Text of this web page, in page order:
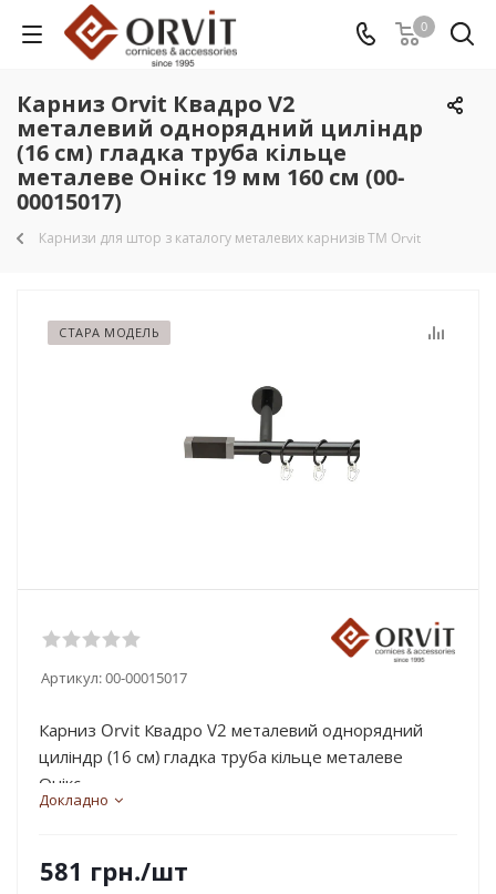
0
Карниз Orvit Квадро V2
металевий однорядний циліндр
(16 см) гладка труба кільце
металеве Онікс 19 мм 160 см (00-
00015017)
Карнизи для штор з каталогу металевих карнизів TM Orvit
СТАРА МОДЕЛЬ
Артикул:00-00015017
Карниз Orvit Квадро V2 металевий однорядний
циліндр (16 см) гладка труба кільце металеве
Онікс...
Докладно
581 грн./шт